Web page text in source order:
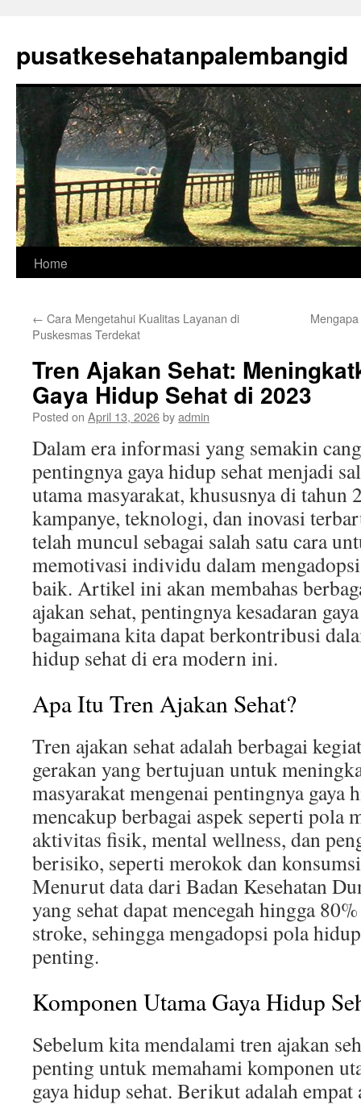
content
pusatkesehatanpalembangid
Home
← Cara Mengetahui Kualitas Layanan di
Puskesmas Terdekat
Tren Ajakan Sehat:
Gaya Hidup Sehat di 2023
Posted on April 13, 2026byadmin
Dalam era informasi yang semakin
pentingnya gaya hidup sehat menjadi
utama masyarakat, khususnya di tahun
kampanye, teknologi, dan inovasi
telah muncul sebagai salah satu cara
memotivasi individu dalam
baik. Artikel ini akan membahas
ajakan sehat, pentingnya kesadaran
bagaimana kita dapat berkontribusi
hidup sehat di era modern ini.
Apa Itu Tren Ajakan Sehat?
Tren ajakan sehat adalah berbagai
gerakan yang bertujuan untuk
masyarakat mengenai pentingnya gaya
mencakup berbagai aspek seperti pola
aktivitas fisik, mental wellness, dan
berisiko, seperti merokok dan
Menurut data dari Badan Kesehatan
yang sehat dapat mencegah hingga
stroke, sehingga mengadopsi pola
penting.
Komponen Utama Gaya Hidup
Sebelum kita mendalami tren ajakan
penting untuk memahami komponen
gaya hidup sehat. Berikut adalah